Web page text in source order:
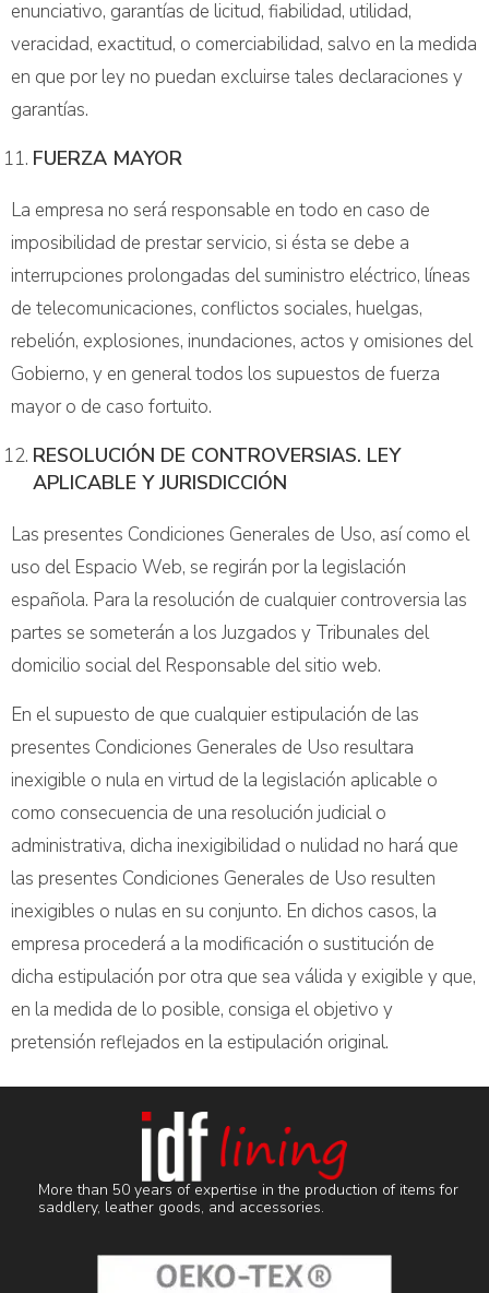
enunciativo, garantías de licitud, fiabilidad, utilidad,
veracidad, exactitud, o comerciabilidad, salvo en la medida
en que por ley no puedan excluirse tales declaraciones y
garantías.
FUERZA MAYOR
La empresa no será responsable en todo en caso de
imposibilidad de prestar servicio, si ésta se debe a
interrupciones prolongadas del suministro eléctrico, líneas
de telecomunicaciones, conflictos sociales, huelgas,
rebelión, explosiones, inundaciones, actos y omisiones del
Gobierno, y en general todos los supuestos de fuerza
mayor o de caso fortuito.
RESOLUCIÓN DE CONTROVERSIAS. LEY
APLICABLE Y JURISDICCIÓN
Las presentes Condiciones Generales de Uso, así como el
uso del Espacio Web, se regirán por la legislación
española. Para la resolución de cualquier controversia las
partes se someterán a los Juzgados y Tribunales del
domicilio social del Responsable del sitio web.
En el supuesto de que cualquier estipulación de las
presentes Condiciones Generales de Uso resultara
inexigible o nula en virtud de la legislación aplicable o
como consecuencia de una resolución judicial o
administrativa, dicha inexigibilidad o nulidad no hará que
las presentes Condiciones Generales de Uso resulten
inexigibles o nulas en su conjunto. En dichos casos, la
empresa procederá a la modificación o sustitución de
dicha estipulación por otra que sea válida y exigible y que,
en la medida de lo posible, consiga el objetivo y
pretensión reflejados en la estipulación original.
More than 50 years of expertise in the production of items for
saddlery, leather goods, and accessories.